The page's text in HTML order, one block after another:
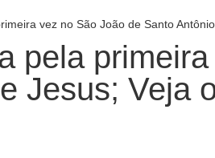
vez no São João de Santo
pela
Jesus; Veja